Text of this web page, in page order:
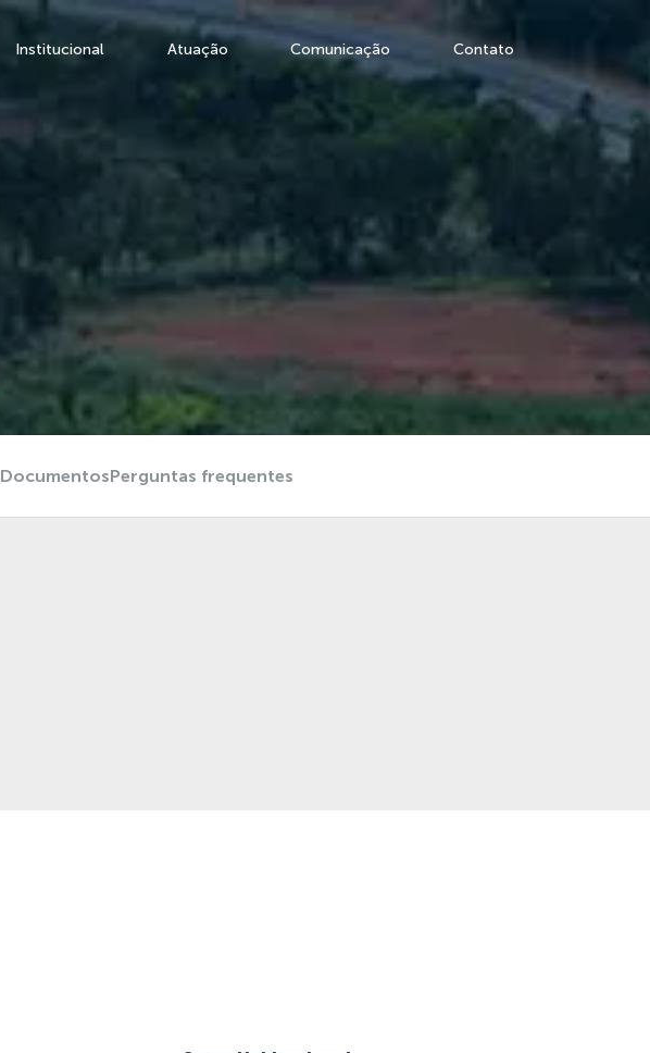
Institucional Atuação Comunicação Contato
DocumentosPerguntas frequentes